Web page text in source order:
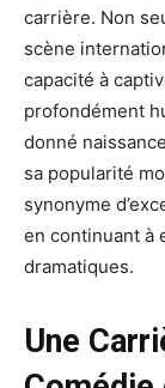
carrière. Non
scène
capacité à
profondément
donné
sa popularité
synonyme
en continuant à
dramatiques.
Une